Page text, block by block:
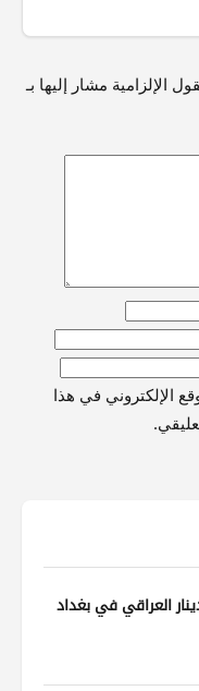
الإلزامية مشار إليها بـ
الإلكتروني في هذا
العراقي في بغداد